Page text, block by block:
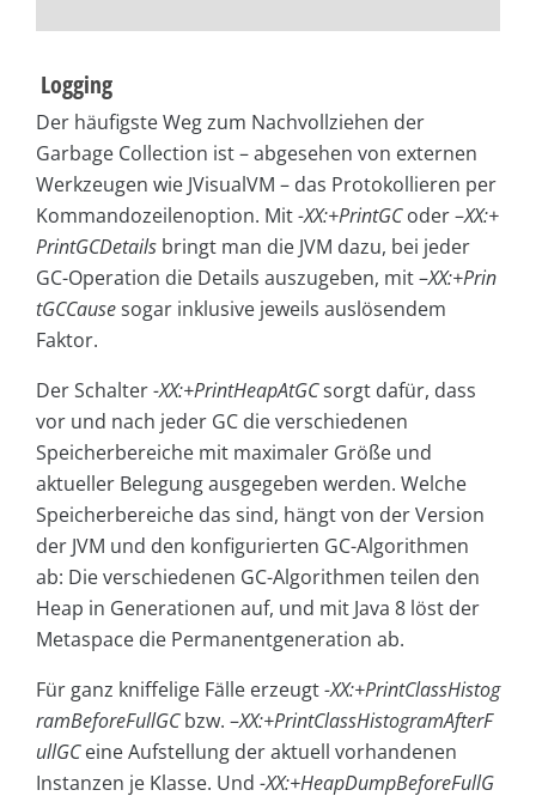
Logging
Der häufigste Weg zum Nachvollziehen der
Garbage Collection ist – abgesehen von externen
Werkzeugen wie JVisualVM – das Protokollieren per
Kommandozeilenoption. Mit-XX:+PrintGCoder –XX:+
PrintGCDetails bringt man die JVM dazu, bei jeder
GC-Operation die Details auszugeben, mit –XX:+Prin
tGCCausesogar inklusive jeweils auslösendem
Faktor.
Der Schalter-XX:+PrintHeapAtGCsorgt dafür, dass
vor und nach jeder GC die verschiedenen
Speicherbereiche mit maximaler Größe und
aktueller Belegung ausgegeben werden. Welche
Speicherbereiche das sind, hängt von der Version
der JVM und den konfigurierten GC-Algorithmen
ab: Die verschiedenen GC-Algorithmen teilen den
Heap in Generationen auf, und mit Java 8 löst der
Metaspace die Permanentgeneration ab.
Für ganz kniffelige Fälle erzeugt-XX:+PrintClassHistog
ramBeforeFullGCbzw. –XX:+PrintClassHistogramAfterF
ullGCeine Aufstellung der aktuell vorhandenen
Instanzen je Klasse. Und -XX:+HeapDumpBeforeFullG